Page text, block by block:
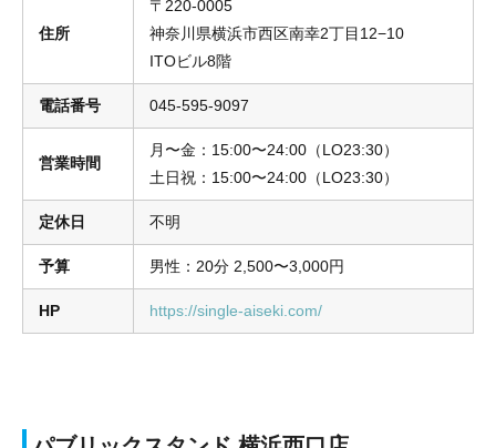
住所
〒220-0005
神奈川県横浜市西区南幸2丁目12−10
ITOビル8階
電話番号 045-595-9097
営業時間
月〜金：15:00〜24:00（LO23:30）
土日祝：15:00〜24:00（LO23:30）
定休日 不明
予算 男性：20分 2,500〜3,000円
HP https://single-aiseki.com/